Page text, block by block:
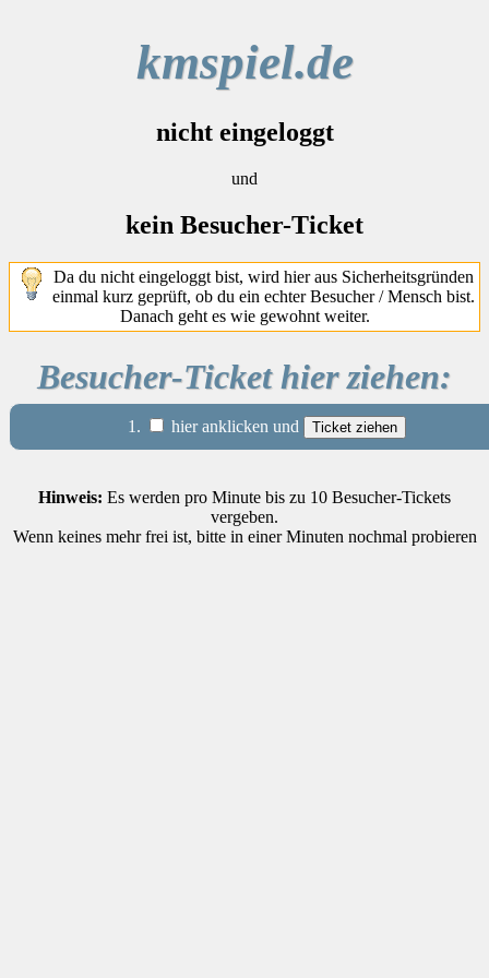
kmspiel.de
nicht eingeloggt
und
kein Besucher-Ticket
Da du nicht eingeloggt bist, wird hier aus Sicherheitsgründen
einmal kurz geprüft, ob du ein echter Besucher / Mensch bist.
Danach geht es wie gewohnt weiter.
Besucher-Ticket hier ziehen:
1. hier anklicken und
Hinweis: Es werden pro Minute bis zu 10 Besucher-Tickets
vergeben.
Wenn keines mehr frei ist, bitte in einer Minuten nochmal probieren